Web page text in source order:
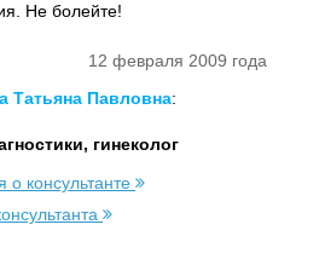
Не болейте!
12 февраля 2009 года
Татьяна Павловна:
гинеколог
консультанте